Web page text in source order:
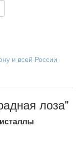
и всей России
лоза"